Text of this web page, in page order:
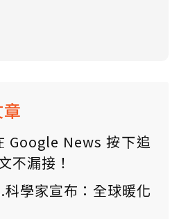
Google News 按下追
不漏接！
科學家宣布：全球暖化